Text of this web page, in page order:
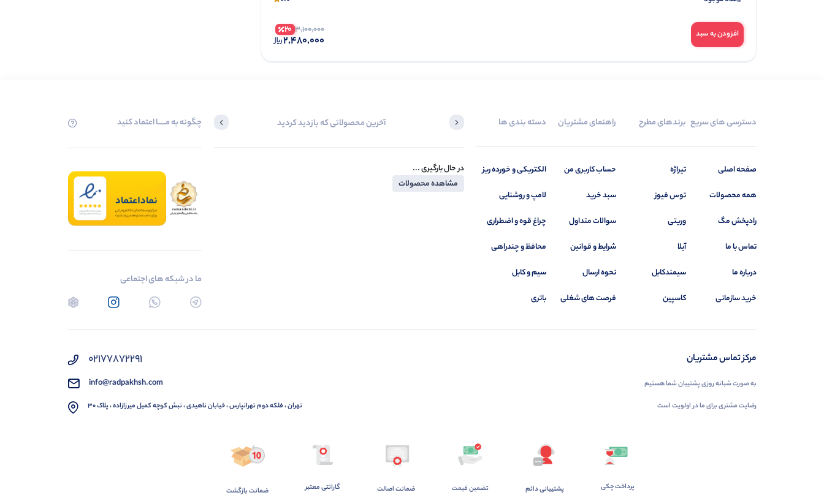
افزودن به سبد 3,100,000
20
2,480,000
دسترسی های سریع
صفحه اصلی
همه محصولات
رادپخش مگ
تماس با ما
درباره ما
خرید سازمانی
برندهای مطرح
تیراژه
توس فیوز
وریتی
آیلا
سیمندکابل
کاسپین
راهنمای مشتریان
حساب کاربری من
سبد خرید
سوالات متداول
شرایط و قوانین
نحوه ارسال
فرصت های شغلی
دسته بندی ها
الکتریکی و خورده ریز
لامپ و روشنایی
چراغ قوه و اضطراری
محافظ و چندراهی
سیم و کابل
باتری
آخرین محصولاتی که بازدید کردید
در حال بارگیری ...
مشاهده محصولات
چگونه به مــــــا اعتماد کنید
ما در شبکه های اجتماعی
مرکز تماس مشتریان
به صورت شبانه روزی پشتیبان شما هستیم
رضایت مشتری برای ما در اولویت است
02177872291
info@radpakhsh.com
تهران ، فلکه دوم تهرانپارس ، خیابان ناهیدی ، نبش کوچه کمیل میرزازاده ، پلاک 30
پرداخت چکی پشتیبانی دائم تضمین قیمت ضمانت اصالت گارانتی معتبر ضمانت بازگشت